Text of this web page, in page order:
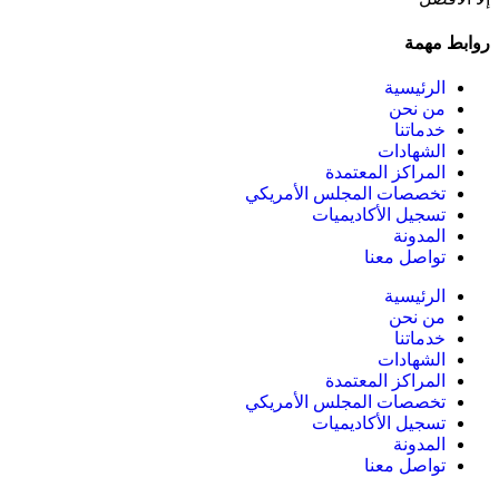
روابط مهمة
الرئيسية
من نحن
خدماتنا
الشهادات
المراكز المعتمدة
تخصصات المجلس الأمريكي
تسجيل الأكاديميات
المدونة
تواصل معنا
الرئيسية
من نحن
خدماتنا
الشهادات
المراكز المعتمدة
تخصصات المجلس الأمريكي
تسجيل الأكاديميات
المدونة
تواصل معنا